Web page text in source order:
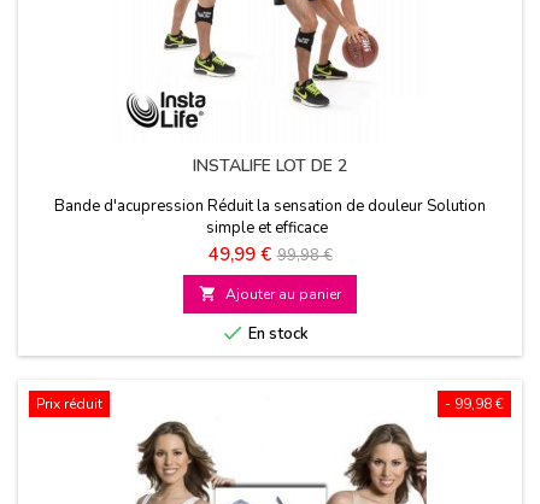
INSTALIFE LOT DE 2
Bande d'acupression Réduit la sensation de douleur Solution
simple et efficace
Prix
49,99 € Prix
de
base
99,98 €
 Ajouter au panier
 En stock
- 99,98 €
Prix réduit